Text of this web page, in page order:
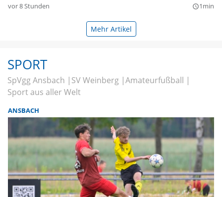
vor 8 Stunden query_builder1min
Mehr Artikel
SPORT
SpVgg Ansbach SV Weinberg Amateurfußball
Sport aus aller Welt
ANSBACH